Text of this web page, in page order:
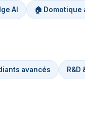
AI 🏠 Domotique
avancés R&D